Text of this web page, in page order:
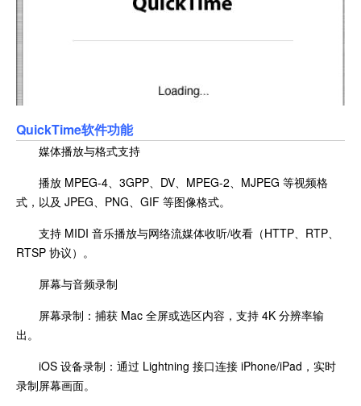
QuickTime软件功能
媒体播放与格式支持
播放 MPEG-4、3GPP、DV、MPEG-2、MJPEG 等视频格
式，以及 JPEG、PNG、GIF 等图像格式。
支持 MIDI 音乐播放与网络流媒体收听/收看（HTTP、RTP、
RTSP 协议）。
屏幕与音频录制
屏幕录制：捕获 Mac 全屏或选区内容，支持 4K 分辨率输
出。
iOS 设备录制：通过 Lightning 接口连接 iPhone/iPad，实时
录制屏幕画面。